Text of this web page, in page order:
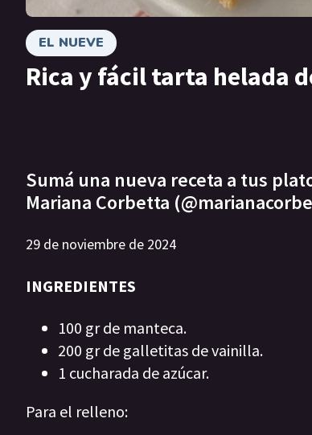
EL NUEVE
Rica y fácil tarta helada
Sumá una nueva receta a tus
Mariana Corbetta
29 de noviembre de 2024
INGREDIENTES
100 gr de manteca.
200 gr de galletitas de vainilla.
1 cucharada de azúcar.
Para el relleno: